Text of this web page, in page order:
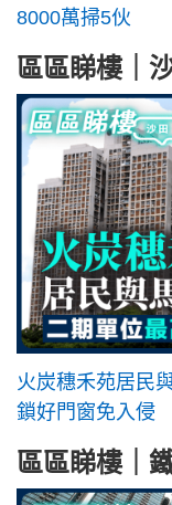
8000萬掃5伙
區區睇樓｜
火炭穗禾苑居民
鎖好門窗免入侵
區區睇樓｜